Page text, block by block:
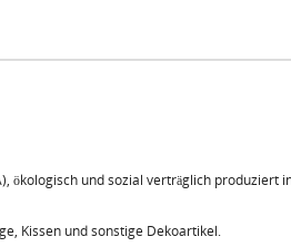
und sozial verträglich produziert
Kissen und sonstige Dekoartikel.